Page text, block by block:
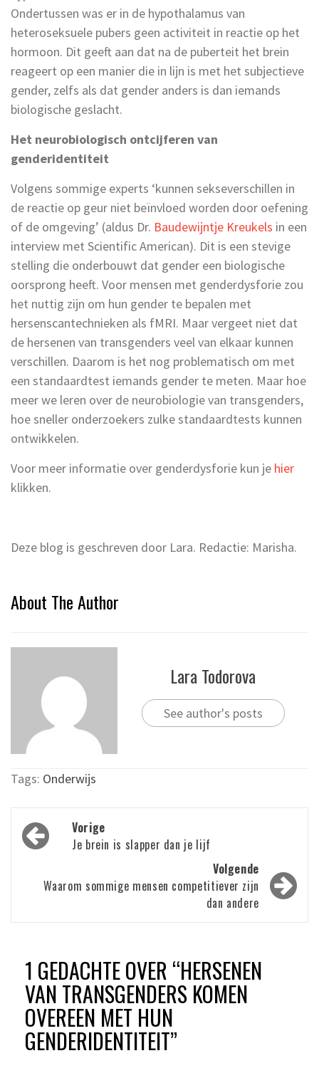
Ondertussen was er in de hypothalamus van
heteroseksuele pubers geen activiteit in reactie op het
hormoon. Dit geeft aan dat na de puberteit het brein
reageert op een manier die in lijn is met het subjectieve
gender, zelfs als dat gender anders is dan iemands
biologische geslacht.
Het neurobiologisch ontcijferen van
genderidentiteit
Volgens sommige experts ‘kunnen sekseverschillen in
de reactie op geur niet beïnvloed worden door oefening
of de omgeving’ (aldus Dr. Baudewijntje Kreukels in een
interview met Scientific American). Dit is een stevige
stelling die onderbouwt dat gender een biologische
oorsprong heeft. Voor mensen met genderdysforie zou
het nuttig zijn om hun gender te bepalen met
hersenscantechnieken als fMRI. Maar vergeet niet dat
de hersenen van transgenders veel van elkaar kunnen
verschillen. Daarom is het nog problematisch om met
een standaardtest iemands gender te meten. Maar hoe
meer we leren over de neurobiologie van transgenders,
hoe sneller onderzoekers zulke standaardtests kunnen
ontwikkelen.
Voor meer informatie over genderdysforie kun je hier
klikken.
Deze blog is geschreven door Lara. Redactie: Marisha.
About The Author
Lara Todorova
See author's posts
Tags: Onderwijs
Bericht
navigatie
Vorige
Je brein is slapper dan je lijf
Volgende
Waarom sommige mensen competitiever zijn
dan andere
1 GEDACHTE OVER “HERSENEN
VAN TRANSGENDERS KOMEN
OVEREEN MET HUN
GENDERIDENTITEIT”